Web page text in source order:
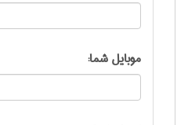
موبایل شما: